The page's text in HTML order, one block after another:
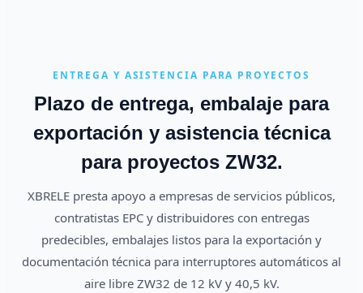
ENTREGA Y ASISTENCIA PARA PROYECTOS
Plazo de entrega, embalaje para
exportación y asistencia técnica
para proyectos ZW32.
XBRELE presta apoyo a empresas de servicios públicos,
contratistas EPC y distribuidores con entregas
predecibles, embalajes listos para la exportación y
documentación técnica para interruptores automáticos al
aire libre ZW32 de 12 kV y 40,5 kV.